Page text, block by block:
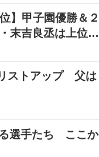
】甲子園優勝＆２
末吉良丞は上位指
ストアップ 父は
る選手たち ここか